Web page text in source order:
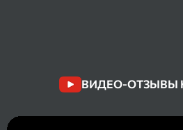
ВИДЕО-ОТЗЫВЫ